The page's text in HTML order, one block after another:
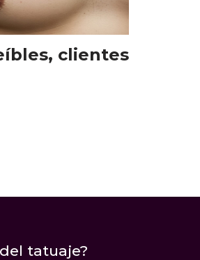
clientes
tatuaje?